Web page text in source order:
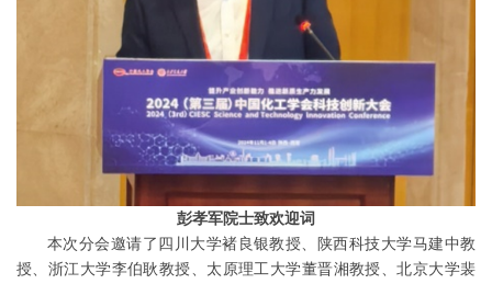
彭孝军院士致欢迎词
本次分会邀请了四川大学褚良银教授、陕西科技大学马建中教
授、浙江大学李伯耿教授、太原理工大学董晋湘教授、北京大学裴